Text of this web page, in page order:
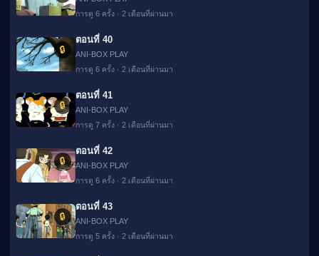
การดู 6 ครั้ง · 2 เดือนที่ผ่านมา
🔒
ตอนที่ 40
ANI-BOX PLAY
การดู 6 ครั้ง · 2 เดือนที่ผ่านมา
🔒
ตอนที่ 41
ANI-BOX PLAY
การดู 7 ครั้ง · 2 เดือนที่ผ่านมา
🔒
ตอนที่ 42
ANI-BOX PLAY
การดู 6 ครั้ง · 2 เดือนที่ผ่านมา
🔒
ตอนที่ 43
ANI-BOX PLAY
การดู 5 ครั้ง · 2 เดือนที่ผ่านมา